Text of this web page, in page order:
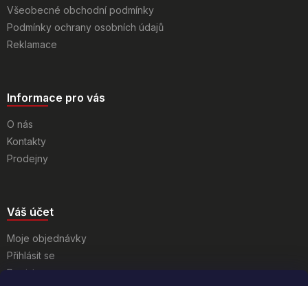
Všeobecné obchodní podmínky
Podmínky ochrany osobních údajů
Reklamace
Informace pro vás
O nás
Kontakty
Prodejny
Váš účet
Moje objednávky
Přihlásit se
Registrace